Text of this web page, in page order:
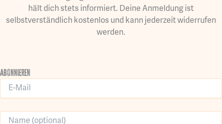
hält dich stets informiert. Deine Anmeldung ist
selbstverständlich kostenlos und kann jederzeit widerrufen
werden.
Abonnieren